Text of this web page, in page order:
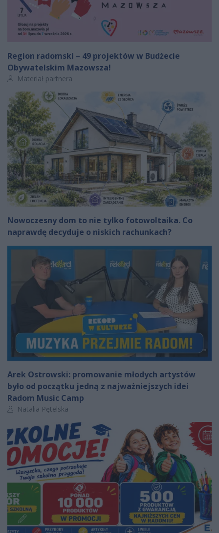
Region radomski – 49 projektów w Budżecie
Obywatelskim Mazowsza!
Autor artykułu:
Materiał partnera
Nowoczesny dom to nie tylko fotowoltaika. Co
naprawdę decyduje o niskich rachunkach?
Arek Ostrowski: promowanie młodych artystów
było od początku jedną z najważniejszych idei
Radom Music Camp
Autor artykułu:
Natalia Pętelska